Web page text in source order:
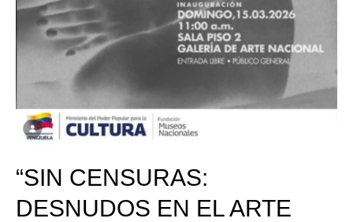
“SIN CENSURAS:
DESNUDOS EN EL ARTE